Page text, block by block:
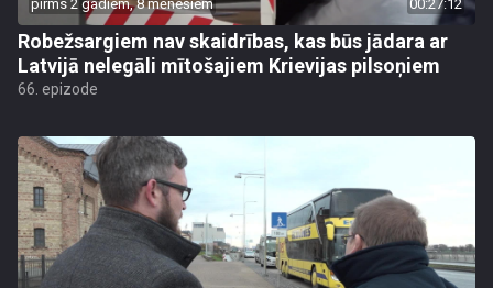
pirms 2 gadiem, 8 mēnešiem 00:27:12
Robežsargiem nav skaidrības, kas būs jādara ar
Latvijā nelegāli mītošajiem Krievijas pilsoņiem
66. epizode